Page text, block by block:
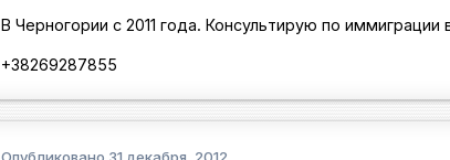
В Черногории с 2011 года. Консультирую по иммиграции
+38269287855